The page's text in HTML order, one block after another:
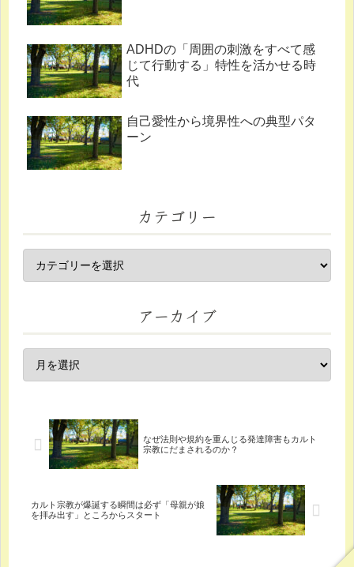
ADHDの「周囲の刺激をすべて感
じて行動する」特性を活かせる時
代
自己愛性から境界性への典型パタ
ーン
カテゴリー
アーカイブ
なぜ法則や規約を重んじる発達障害もカルト
宗教にだまされるのか？
カルト宗教が爆誕する瞬間は必ず「母親が娘
を拝み出す」ところからスタート